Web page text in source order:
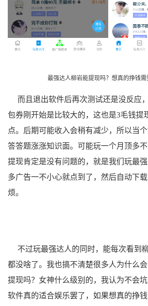
最强达人柳岩能提现吗？想真的挣钱需
而且退出软件后再次测试还是没反应
包券刚开始是比较大的，这也是3毛钱提
点。后期可能收入会稍有减少，所以当
答答题涨涨知识面。可能玩一个月顶多
提现肯定是没有问题的，就是我们玩最
多广告一不小心就点到了，然后自动下
烦。
不过玩最强达人的同时，能每次看到
都没啥了。我也搞不清楚很多人为什么
提现吗？女神什么级别的，我认为不会
软件真的适合娱乐罢了，如果想真的挣